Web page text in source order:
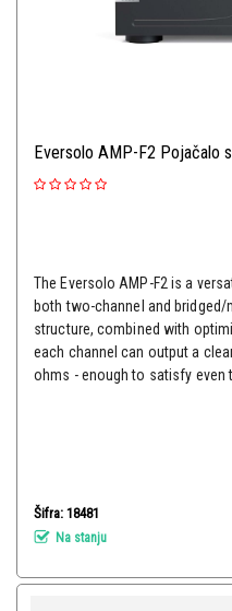
Eversolo AMP-F2 Pojačalo
The Eversolo AMP-F2 is a
both two-channel and
structure, combined with
each channel can output a
ohms - enough to satisfy even
Šifra: 18481
Na stanju